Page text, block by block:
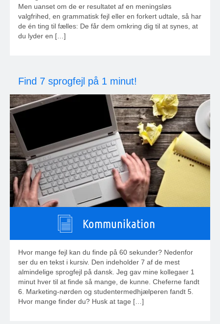
Men uanset om de er resultatet af en meningsløs
valgfrihed, en grammatisk fejl eller en forkert udtale, så har
de én ting til fælles: De får dem omkring dig til at synes, at
du lyder en […]
Find 7 sprogfejl på 1 minut!
Kommunikation
Hvor mange fejl kan du finde på 60 sekunder? Nedenfor
ser du en tekst i kursiv. Den indeholder 7 af de mest
almindelige sprogfejl på dansk. Jeg gav mine kollegaer 1
minut hver til at finde så mange, de kunne. Cheferne fandt
6. Marketing-nørden og studentermedhjælperen fandt 5.
Hvor mange finder du? Husk at tage […]